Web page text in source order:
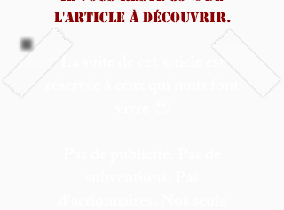
l'article à découvrir.